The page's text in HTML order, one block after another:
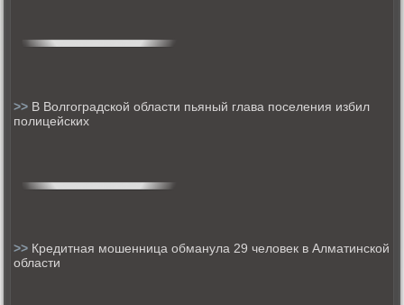
>> В Волгоградской области пьяный глава поселения избил
полицейских
>> Кредитная мошенница обманула 29 человек в Алматинской
области